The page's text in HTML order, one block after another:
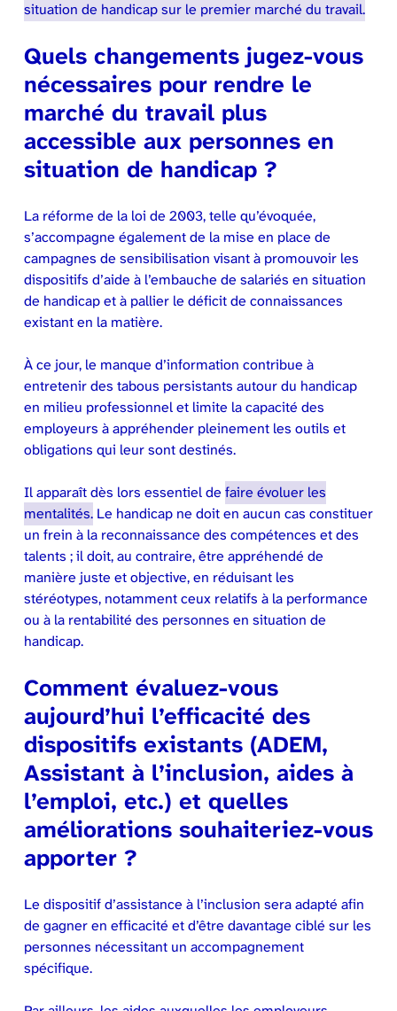
situation de handicap sur le premier marché du travail.
Quels changements jugez-vous
nécessaires pour rendre le
marché du travail plus
accessible aux personnes en
situation de handicap ?
La réforme de la loi de 2003, telle qu’évoquée,
s’accompagne également de la mise en place de
campagnes de sensibilisation visant à promouvoir les
dispositifs d’aide à l’embauche de salariés en situation
de handicap et à pallier le déficit de connaissances
existant en la matière.
À ce jour, le manque d’information contribue à
entretenir des tabous persistants autour du handicap
en milieu professionnel et limite la capacité des
employeurs à appréhender pleinement les outils et
obligations qui leur sont destinés.
Il apparaît dès lors essentiel de faire évoluer les
mentalités.Le handicap ne doit en aucun cas constituer
un frein à la reconnaissance des compétences et des
talents ; il doit, au contraire, être appréhendé de
manière juste et objective, en réduisant les
stéréotypes, notamment ceux relatifs à la performance
ou à la rentabilité des personnes en situation de
handicap.
Comment évaluez-vous
aujourd’hui l’efficacité des
dispositifs existants (ADEM,
Assistant à l’inclusion, aides à
l’emploi, etc.) et quelles
améliorations souhaiteriez-vous
apporter ?
Le dispositif d’assistance à l’inclusion sera adapté afin
de gagner en efficacité et d’être davantage ciblé sur les
personnes nécessitant un accompagnement
spécifique.